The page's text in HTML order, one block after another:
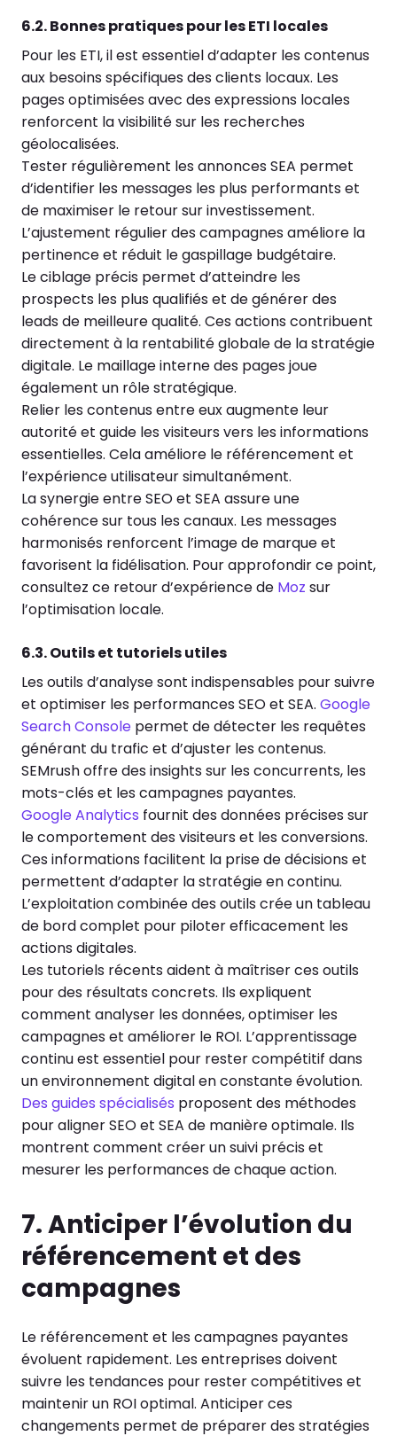
6.2. Bonnes pratiques pour les ETI locales
Pour les ETI, il est essentiel d’adapter les contenus
aux besoins spécifiques des clients locaux. Les
pages optimisées avec des expressions locales
renforcent la visibilité sur les recherches
géolocalisées.
Tester régulièrement les annonces SEA permet
d’identifier les messages les plus performants et
de maximiser le retour sur investissement.
L’ajustement régulier des campagnes améliore la
pertinence et réduit le gaspillage budgétaire.
Le ciblage précis permet d’atteindre les
prospects les plus qualifiés et de générer des
leads de meilleure qualité. Ces actions contribuent
directement à la rentabilité globale de la stratégie
digitale. Le maillage interne des pages joue
également un rôle stratégique.
Relier les contenus entre eux augmente leur
autorité et guide les visiteurs vers les informations
essentielles. Cela améliore le référencement et
l’expérience utilisateur simultanément.
La synergie entre SEO et SEA assure une
cohérence sur tous les canaux. Les messages
harmonisés renforcent l’image de marque et
favorisent la fidélisation. Pour approfondir ce point,
consultez ce retour d’expérience de Moz sur
l’optimisation locale.
6.3. Outils et tutoriels utiles
Les outils d’analyse sont indispensables pour suivre
et optimiser les performances SEO et SEA. Google
Search Console permet de détecter les requêtes
générant du trafic et d’ajuster les contenus.
SEMrush offre des insights sur les concurrents, les
mots-clés et les campagnes payantes.
Google Analytics fournit des données précises sur
le comportement des visiteurs et les conversions.
Ces informations facilitent la prise de décisions et
permettent d’adapter la stratégie en continu.
L’exploitation combinée des outils crée un tableau
de bord complet pour piloter efficacement les
actions digitales.
Les tutoriels récents aident à maîtriser ces outils
pour des résultats concrets. Ils expliquent
comment analyser les données, optimiser les
campagnes et améliorer le ROI. L’apprentissage
continu est essentiel pour rester compétitif dans
un environnement digital en constante évolution.
Des guides spécialisés proposent des méthodes
pour aligner SEO et SEA de manière optimale. Ils
montrent comment créer un suivi précis et
mesurer les performances de chaque action.
7. Anticiper l’évolution du
référencement et des
campagnes
Le référencement et les campagnes payantes
évoluent rapidement. Les entreprises doivent
suivre les tendances pour rester compétitives et
maintenir un ROI optimal. Anticiper ces
changements permet de préparer des stratégies